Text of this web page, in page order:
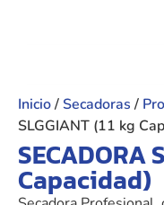
Inicio/Secadoras /
SLGGIANT (11 kg
SECADORA
Capacidad)